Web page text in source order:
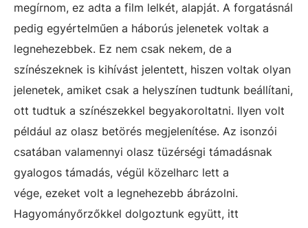
megírnom, ez adta a film lelkét, alapját. A forgatásnál
pedig egyértelműen a háborús jelenetek voltak a
legnehezebbek. Ez nem csak nekem, de a
színészeknek is kihívást jelentett, hiszen voltak olyan
jelenetek, amiket csak a helyszínen tudtunk beállítani,
ott tudtuk a színészekkel begyakoroltatni. Ilyen volt
például az olasz betörés megjelenítése. Az isonzói
csatában valamennyi olasz tüzérségi támadásnak
gyalogos támadás, végül közelharc lett a
vége, ezeket volt a legnehezebb ábrázolni.
Hagyományőrzőkkel dolgoztunk együtt, itt